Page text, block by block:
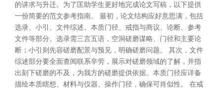
的讲求与升迁。为了匡助学生更好地完成论文写稿，以下提供
一份简要的范文参考指南。 最初，论文结构应好意思满，包括
选录、小引、文件综述、本质门径、戒指与商议、论断、参考
文件等部分。选录需三言五语，空洞磋磨谋略、门径和主要论
断；小引则先容磋磨配景与预见，明确磋磨问题。 其次，文件
综述部分要全面查阅联系辛劳，展示对磋磨领域的了解，并指
出刻下磋磨的不及，为我方的磋磨提供依据。本质门径应详备
描绘本质瞎想、材料与仪器、操作门径，确保可肖似性。 在戒